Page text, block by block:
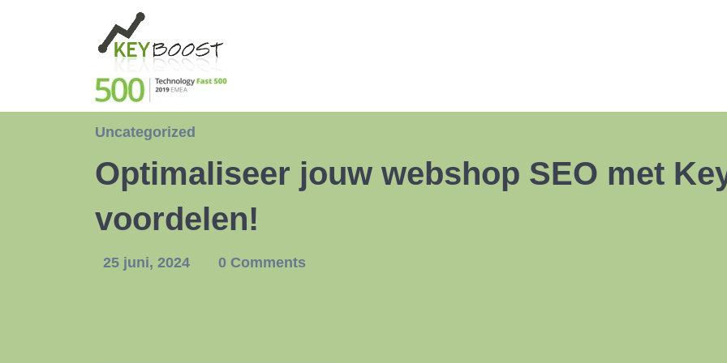
Uncategorized
Optimaliseer jouw webshop SEO met
voordelen!
25 juni, 2024 0 Comments